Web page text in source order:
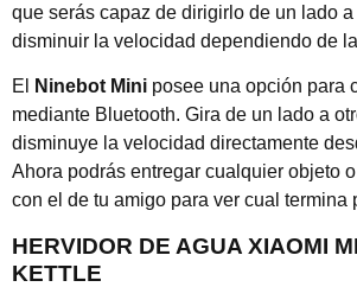
que serás capaz de dirigirlo de un lado
disminuir la velocidad dependiendo de
El Ninebot Mini posee una opción para
mediante Bluetooth. Gira de un lado a
disminuye la velocidad directamente
Ahora podrás entregar cualquier objeto
con el de tu amigo para ver cual termina
HERVIDOR DE AGUA XIAOMI
KETTLE